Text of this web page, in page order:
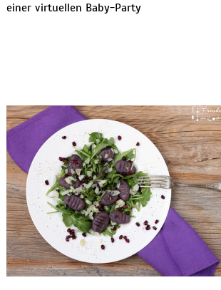
einer virtuellen Baby-Party